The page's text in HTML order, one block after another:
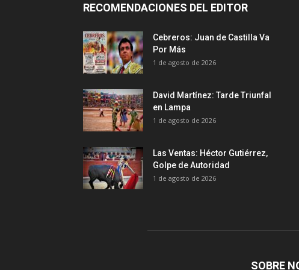
RECOMENDACIONES DEL EDITOR
Cebreros: Juan de Castilla Va
Por Más
1 de agosto de 2026
David Martínez: Tarde Triunfal
en Lampa
1 de agosto de 2026
Las Ventas: Héctor Gutiérrez,
Golpe de Autoridad
1 de agosto de 2026
SOBRE